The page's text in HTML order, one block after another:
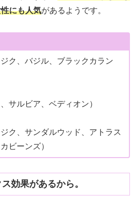
にも人気があるようです。
ク、バジル、ブラックカラン
サルビア、ベディオン）
ク、サンダルウッド、アトラス
ビーンズ）
効果があるから。